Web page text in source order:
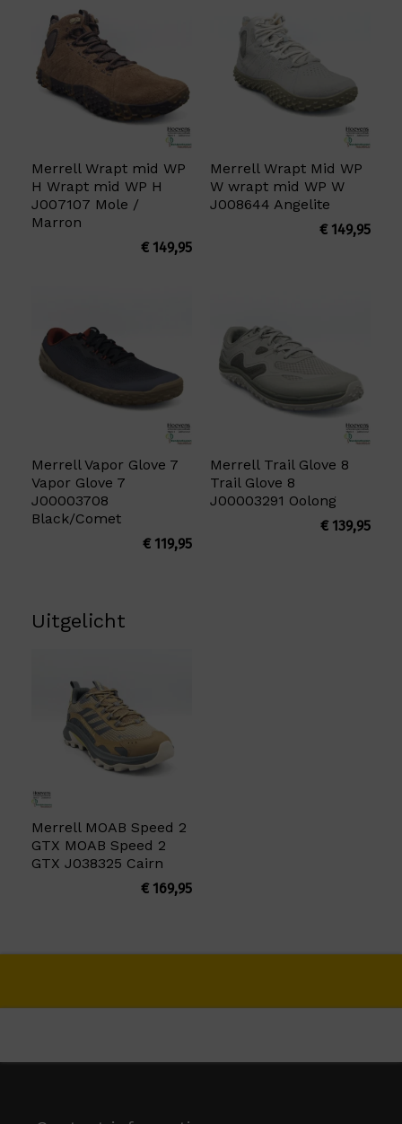
Merrell Wrapt mid WP
H Wrapt mid WP H
J007107 Mole /
Marron
€149,95
Merrell Wrapt Mid WP
W wrapt mid WP W
J008644 Angelite
€149,95
Merrell Vapor Glove 7
Vapor Glove 7
J00003708
Black/Comet
€119,95
Merrell Trail Glove 8
Trail Glove 8
J00003291 Oolong
€139,95
Uitgelicht
Merrell MOAB Speed 2
GTX MOAB Speed 2
GTX J038325 Cairn
€169,95